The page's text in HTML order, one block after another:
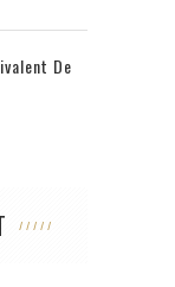
De